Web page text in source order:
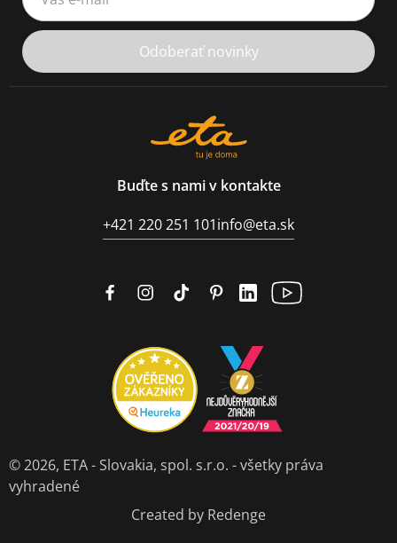
Odoberať novinky
Buďte s nami v kontakte
+421 220 251 101info@eta.sk
© 2026, ETA - Slovakia, spol. s.r.o. - všetky práva
vyhradené
Created by Redenge